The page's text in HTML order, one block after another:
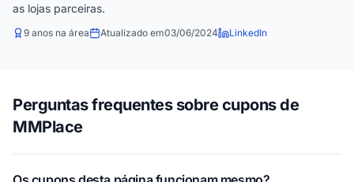
as lojas parceiras.
9 anos na área Atualizado em03/06/2024 LinkedIn
Perguntas frequentes sobre cupons de
MMPlace